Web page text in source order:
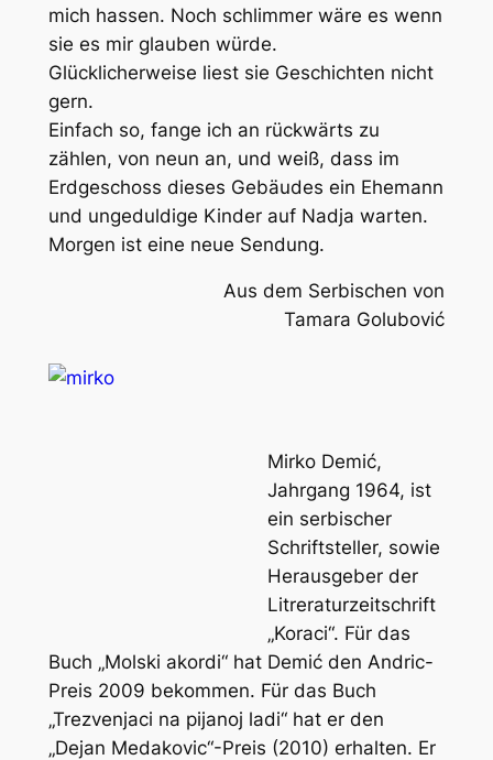
mich hassen. Noch schlimmer wäre es wenn
sie es mir glauben würde.
Glücklicherweise liest sie Geschichten nicht
gern.
Einfach so, fange ich an rückwärts zu
zählen, von neun an, und weiß, dass im
Erdgeschoss dieses Gebäudes ein Ehemann
und ungeduldige Kinder auf Nadja warten.
Morgen ist eine neue Sendung.
Aus dem Serbischen von
Tamara Golubović
Mirko Demić,
Jahrgang 1964, ist
ein serbischer
Schriftsteller, sowie
Herausgeber der
Litreraturzeitschrift
„Koraci“. Für das
Buch „Molski akordi“ hat Demić den Andric-
Preis 2009 bekommen. Für das Buch
„Trezvenjaci na pijanoj ladi“ hat er den
„Dejan Medakovic“-Preis (2010) erhalten. Er